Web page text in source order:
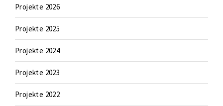
Projekte 2026
Projekte 2025
Projekte 2024
Projekte 2023
Projekte 2022